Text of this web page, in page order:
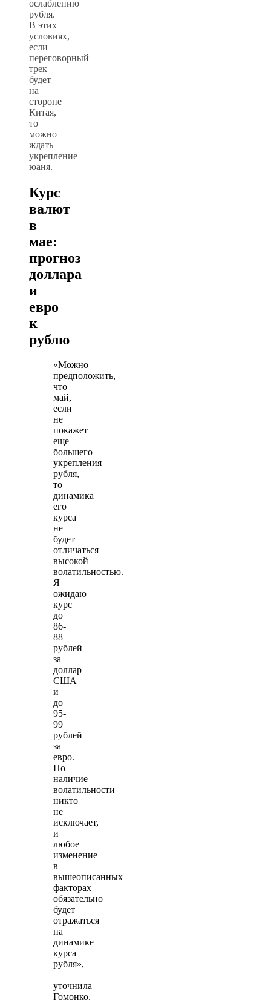
ослаблению
рубля.
В этих
условиях,
если
переговорный
трек
будет
на
стороне
Китая,
то
можно
ждать
укрепление
юаня.
Курс
валют
в
мае:
прогноз
доллара
и
евро
к
рублю
«Можно
предположить,
что
май,
если
не
покажет
еще
большего
укрепления
рубля,
то
динамика
его
курса
не
будет
отличаться
высокой
волатильностью.
Я
ожидаю
курс
до
86-
88
рублей
за
доллар
США
и
до
95-
99
рублей
за
евро.
Но
наличие
волатильности
никто
не
исключает,
и
любое
изменение
в
вышеописанных
факторах
обязательно
будет
отражаться
на
динамике
курса
рубля»,
–
уточнила
Гомонко.